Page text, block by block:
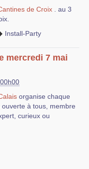
de Croix . au 3
Install-Party
mercredi 7 mai
organise chaque
ouverte à tous, membre
curieux ou